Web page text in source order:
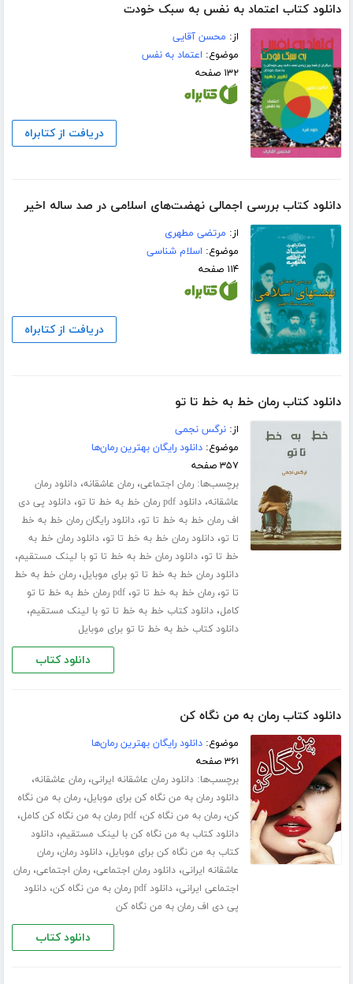
دانلود کتاب اعتماد به نفس به سبک خودت
از: محسن آقایی
موضوع: اعتماد به نفس
۱۳۲ صفحه
دریافت از کتابراه
دانلود کتاب بررسی اجمالی نهضت‌های اسلامی در صد ساله اخیر
از: مرتضی مطهری
موضوع: اسلام شناسی
۱۱۴ صفحه
دریافت از کتابراه
دانلود کتاب رمان خط به خط تا تو
از:نرگس نجمی
موضوع:دانلود رایگان بهترین رمان‌ها
۳۵۷ صفحه
برچسب‌ها:رمان اجتماعی،رمان عاشقانه،دانلود رمان
عاشقانه،دانلود pdf رمان خط به خط تا تو ،دانلود پی دی
اف رمان خط به خط تا تو،دانلود رایگان رمان خط به خط
تا تو،دانلود رمان خط به خط تا تو،دانلود رمان خط به
خط تا تو،دانلود رمان خط به خط تا تو با لینک مستقیم،
دانلود رمان خط به خط تا تو برای موبایل،رمان خط به خط
تا تو،رمان خط به خط تا تو،
pdf رمان خط به خط تا تو
کامل،دانلود کتاب خط به خط تا تو با لینک مستقیم،
دانلود کتاب خط به خط تا تو برای موبایل
دانلود کتاب
دانلود کتاب رمان به من نگاه کن
موضوع:دانلود رایگان بهترین رمان‌ها
۳۶۱ صفحه
برچسب‌ها:دانلود رمان عاشقانه ایرانی،رمان عاشقانه،
دانلود رمان به من نگاه کن برای موبایل،رمان به من نگاه
کن،رمان به من نگاه کن،pdf رمان به من نگاه کن کامل ،
دانلود کتاب به من نگاه کن با لینک مستقیم،دانلود
کتاب به من نگاه کن برای موبایل،دانلود رمان،رمان
عاشقانه ایرانی،دانلود رمان اجتماعی،رمان اجتماعی،رمان
اجتماعی ایرانی،دانلود pdf رمان به من نگاه کن ،دانلود
پی دی اف رمان به من نگاه کن
دانلود کتاب